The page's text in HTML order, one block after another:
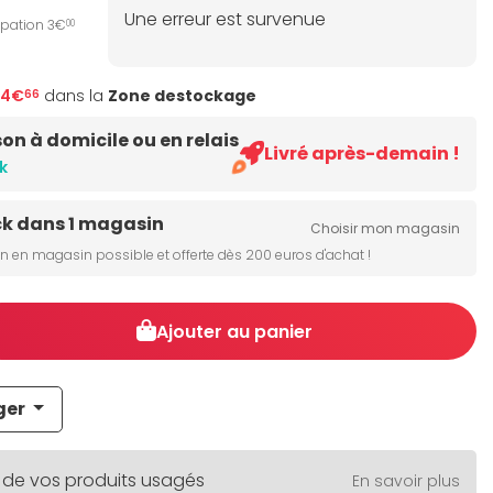
3€00
Une erreur est survenue
66 dans la Zone destockage
à domicile ou en relais
Livré après-demain !
dans 1 magasin
Choisir mon magasin
en magasin possible et offerte dès 200 euros d'achat !
Ajouter au panier
de vos produits usagés En savoir plus